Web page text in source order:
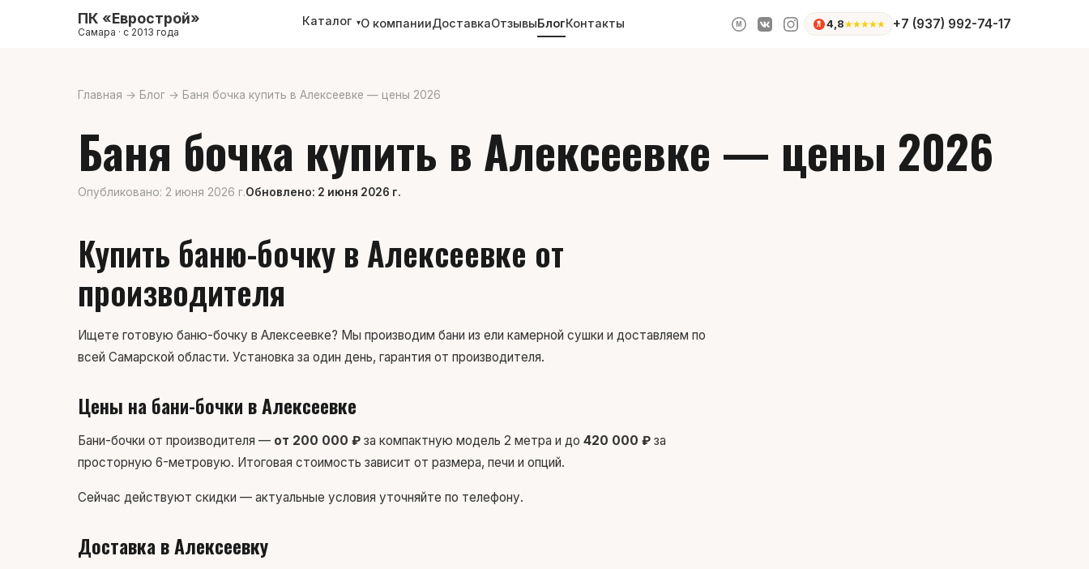
ПК «Еврострой»
Самара · с 2013 года
Каталог ▾О компанииДоставкаОтзывыБлогКонтакты M 4,8★★★★★ +7 (937) 992-74-17
Главная → Блог → Баня бочка купить в Алексеевке — цены 2026
Баня бочка купить в Алексеевке — цены 2026
Опубликовано: 2 июня 2026 г.Обновлено: 2 июня 2026 г.
Купить баню-бочку в Алексеевке от
производителя
Ищете готовую баню-бочку в Алексеевке? Мы производим бани из ели камерной сушки и доставляем по
всей Самарской области. Установка за один день, гарантия от производителя.
Цены на бани-бочки в Алексеевке
Бани-бочки от производителя — от 200 000 ₽ за компактную модель 2 метра и до 420 000 ₽ за
просторную 6-метровую. Итоговая стоимость зависит от размера, печи и опций.
Сейчас действуют скидки — актуальные условия уточняйте по телефону.
Доставка в Алексеевку